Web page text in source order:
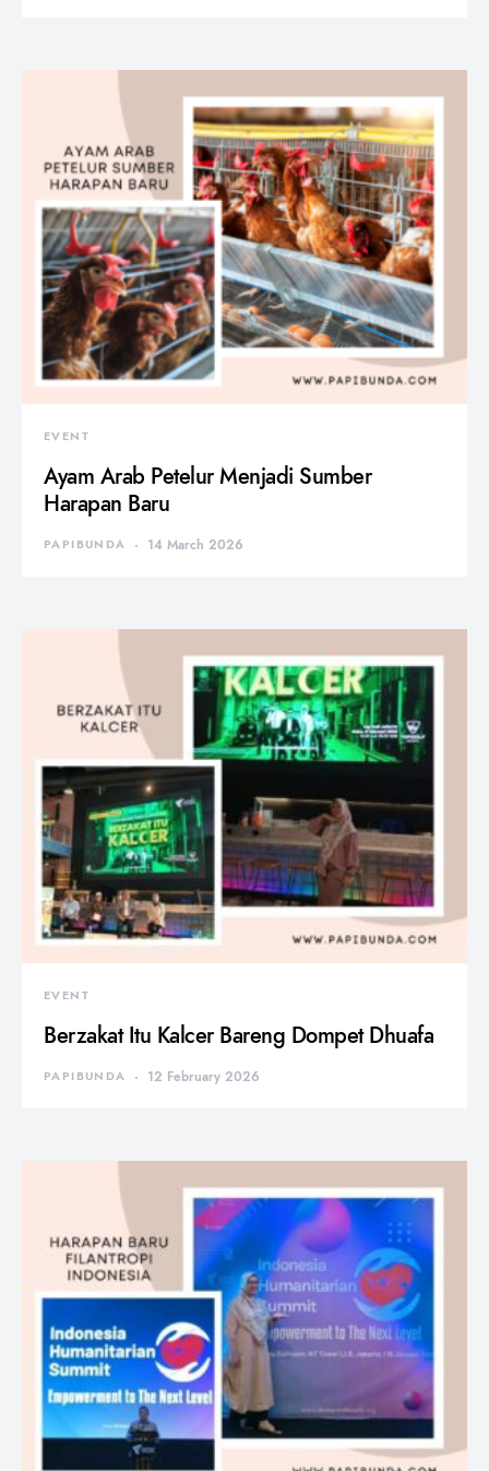
EVENT
Ayam Arab Petelur Menjadi Sumber
Harapan Baru
PAPIBUNDA 14 March 2026
EVENT
Berzakat Itu Kalcer Bareng Dompet Dhuafa
PAPIBUNDA 12 February 2026